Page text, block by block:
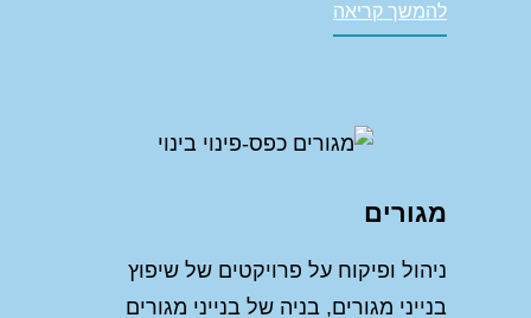
להמשך קריאה
מגורים
ניהול ופיקוח על פרויקטים של שיפוץ
בנייני מגורים, בניה של בנייני מגורים